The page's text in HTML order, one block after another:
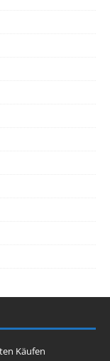
Käufen